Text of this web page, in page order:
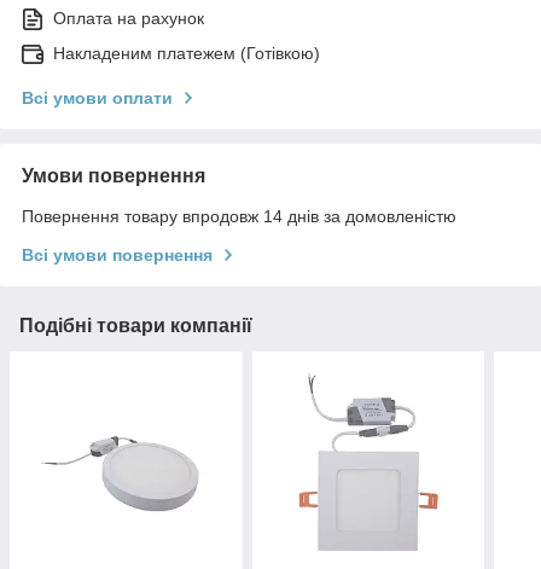
Оплата на рахунок
Накладеним платежем (Готівкою)
Всі умови оплати
Умови повернення
Повернення товару впродовж 14 днів за домовленістю
Всі умови повернення
Подібні товари компанії